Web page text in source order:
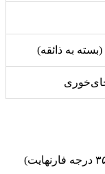
فر را با دمای ۱۷۵ درجه سانتی‌گراد (۳۵۰ درجه فارنهایت)